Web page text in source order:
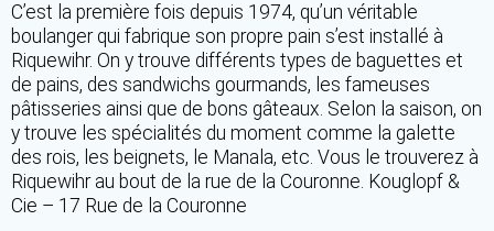
C’est la première fois depuis 1974, qu’un véritable
boulanger qui fabrique son propre pain s’est installé à
Riquewihr. On y trouve différents types de baguettes et
de pains, des sandwichs gourmands, les fameuses
pâtisseries ainsi que de bons gâteaux. Selon la saison, on
y trouve les spécialités du moment comme la galette
des rois, les beignets, le Manala, etc. Vous le trouverez à
Riquewihr au bout de la rue de la Couronne. Kouglopf &
Cie – 17 Rue de la Couronne